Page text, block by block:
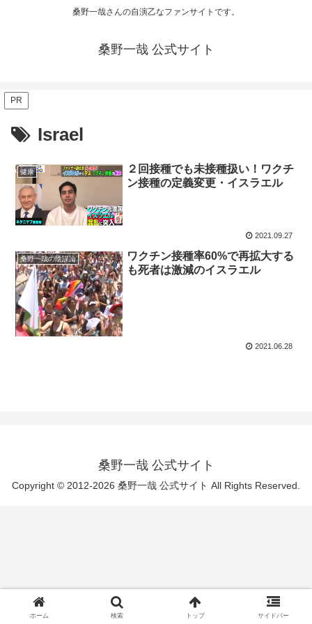
桑野一哉さんの自演乙なファンサイトです。
桑野一哉 公式サイト
PR
Israel
健康
２回接種でも未接種扱い！ワクチ
ン接種の定義変更・イスラエル
2021.09.27
桑野一哉の陰謀論
ワクチン接種率60%で再拡大する
も死者は激減のイスラエル
2021.06.28
桑野一哉 公式サイト
Copyright © 2012-2026 桑野一哉 公式サイト All Rights Reserved.
ホーム 検索 トップ サイドバー